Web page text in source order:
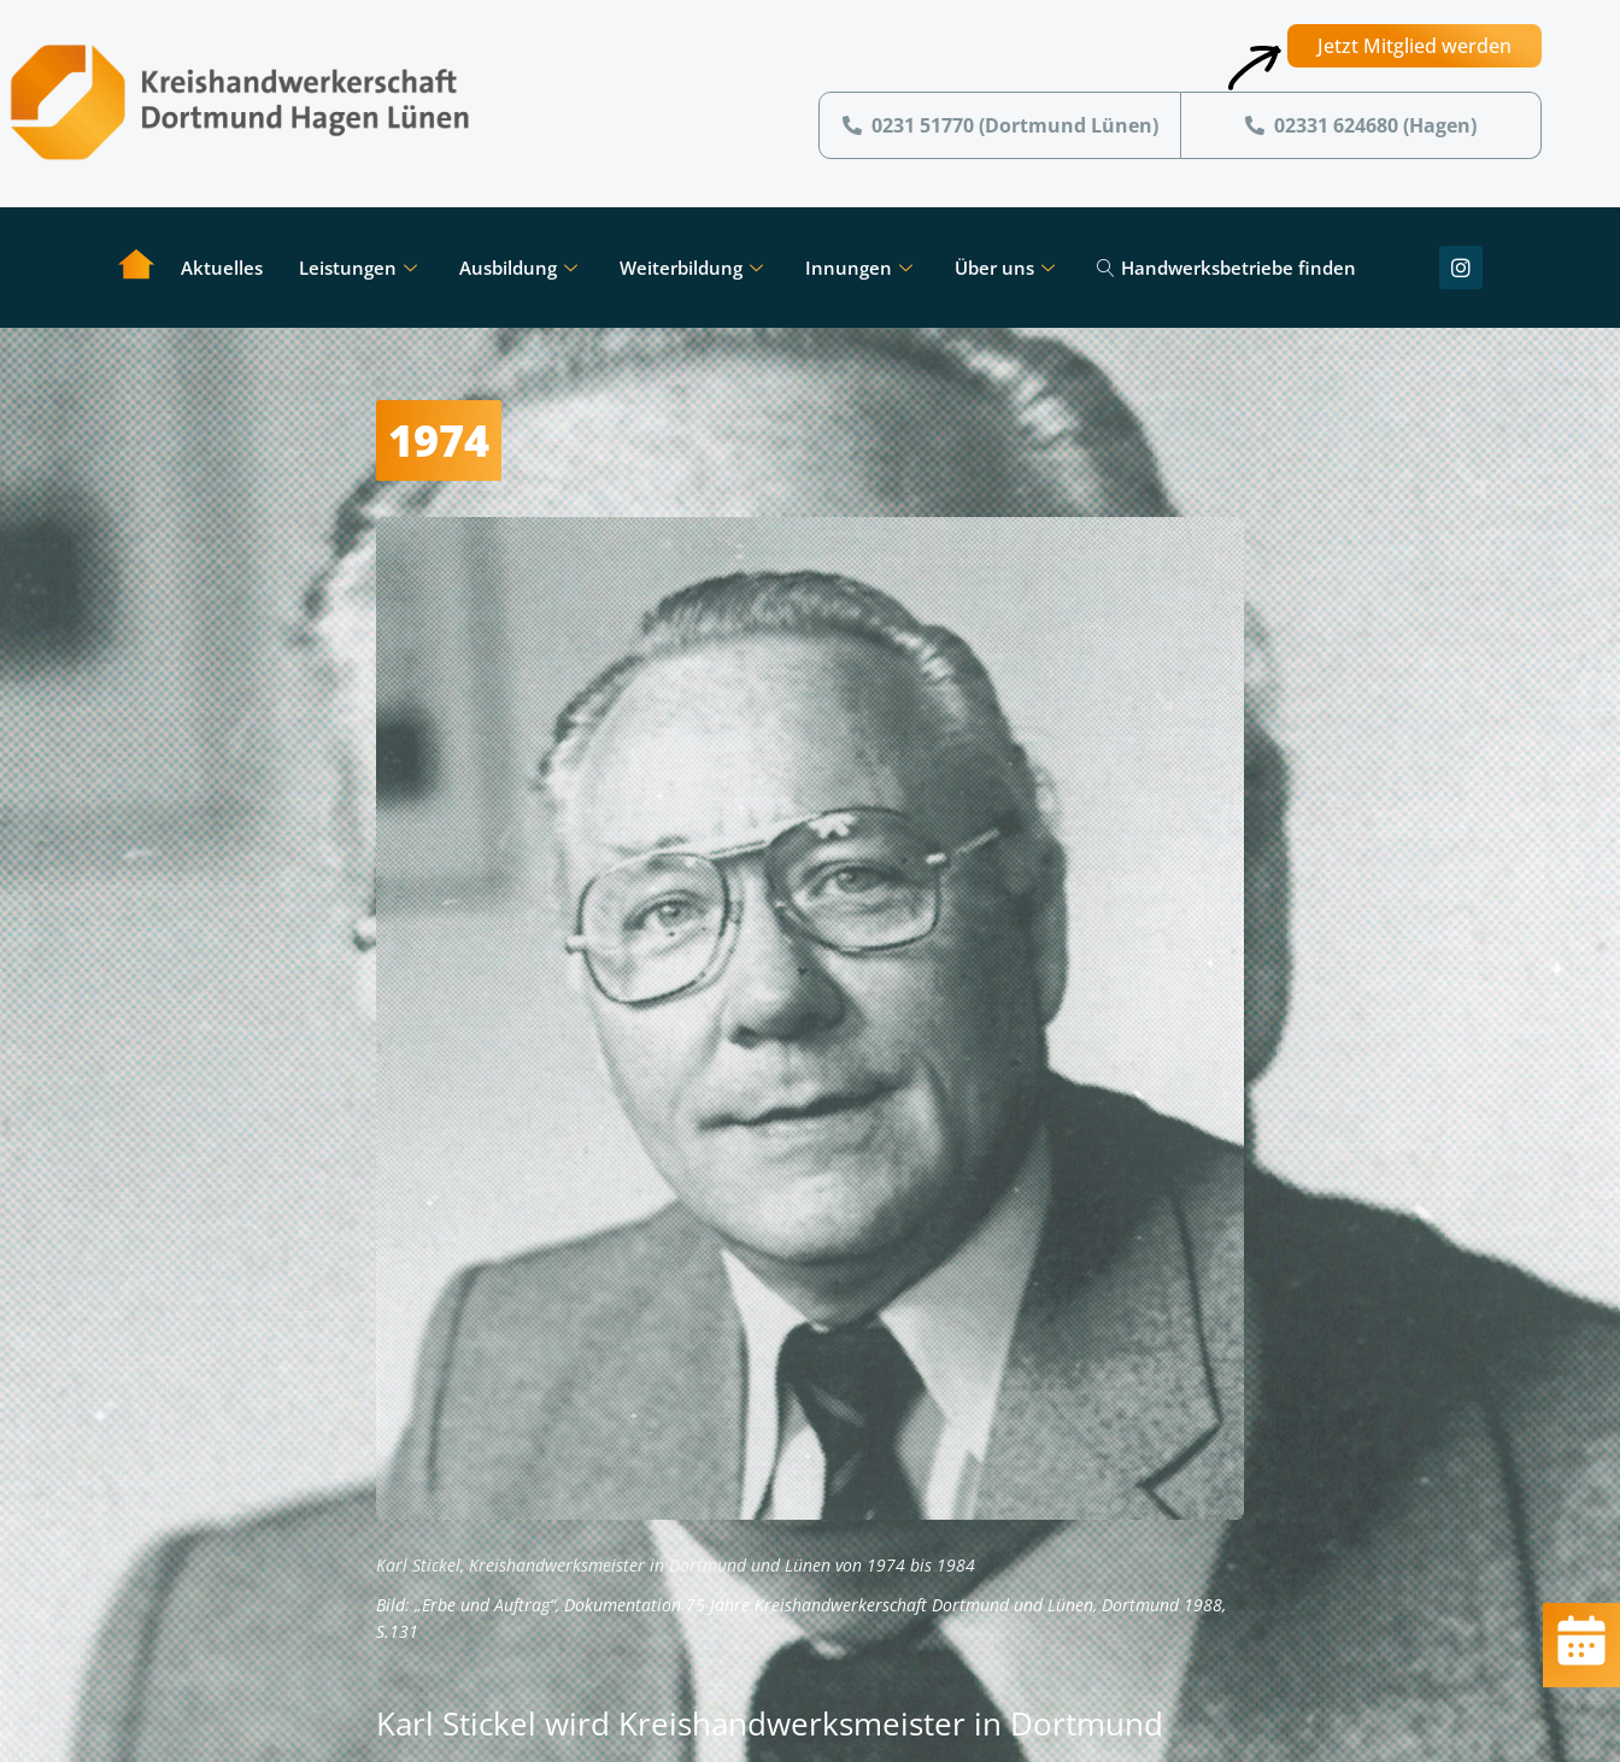
Jetzt Mitglied werden
0231 51770 (Dortmund Lünen) 02331 624680 (Hagen)
Aktuelles Leistungen Ausbildung Weiterbildung Innungen Über uns Handwerksbetriebe finden
1974
Karl Stickel, Kreishandwerksmeister in Dortmund und Lünen von 1974 bis 1984
Bild: „Erbe und Auftrag“, Dokumentation 75 Jahre Kreishandwerkerschaft Dortmund und Lünen, Dortmund 1988,
S.131
Karl Stickel wird Kreishandwerksmeister in Dortmund